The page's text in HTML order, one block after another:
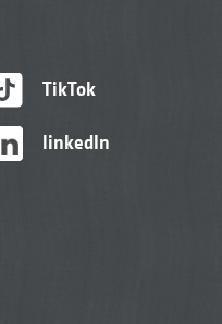
TikTok
linkedIn